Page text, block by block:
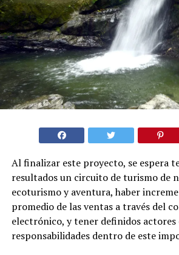
Al finalizar este proyecto, se espera
resultados un circuito de turismo de
ecoturismo y aventura, haber
promedio de las ventas a través del
electrónico, y tener definidos actores
responsabilidades dentro de este